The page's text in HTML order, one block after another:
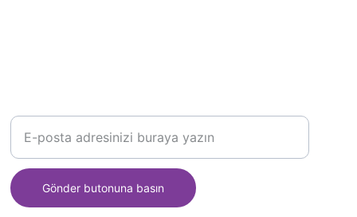
Gönder butonuna basın